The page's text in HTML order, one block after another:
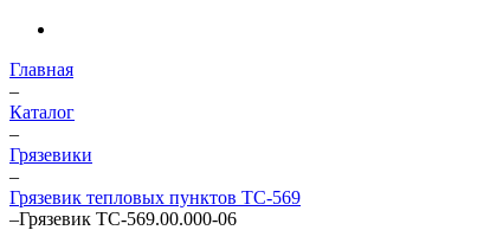
Главная
–
Каталог
–
Грязевики
–
Грязевик тепловых пунктов ТС-569
–Грязевик ТС-569.00.000-06